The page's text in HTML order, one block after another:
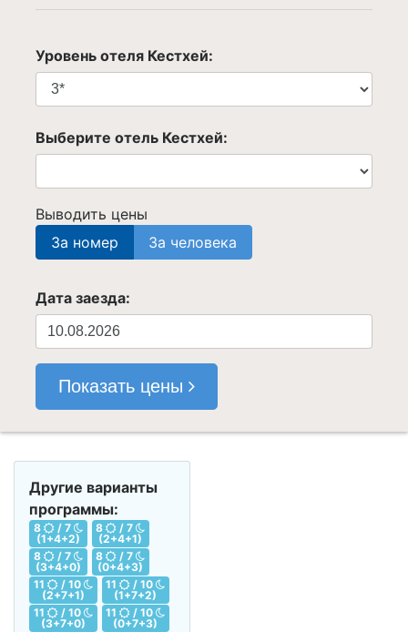
Уровень отеля Кестхей:
Выберите отель Кестхей:
Выводить цены
За номер
За человека
Дата заезда:
Показать цены
Другие варианты
программы:
8
/ 7
(1+4+2)
8
/ 7
(2+4+1)
8
/ 7
(3+4+0)
8
/ 7
(0+4+3)
11
/ 10
(2+7+1)
11
/ 10
(1+7+2)
11
/ 10
(3+7+0)
11
/ 10
(0+7+3)